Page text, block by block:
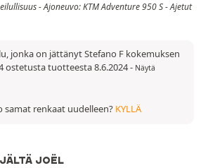
- Ajoneuvo: KTM Adventure 950 S - Ajetut
jonka on jättänyt Stefano F kokemuksen
ostetusta tuotteesta 8.6.2024- Näytä
samat renkaat uudelleen? KYLLÄ
JOËL